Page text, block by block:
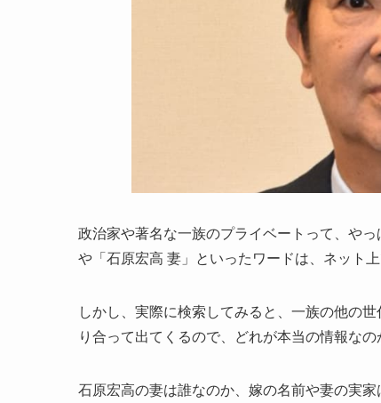
政治家や著名な一族のプライベートって、や
や「石原宏高 妻」といったワードは、ネット
しかし、実際に検索してみると、一族の他の
り合って出てくるので、どれが本当の情報な
石原宏高の妻は誰なのか、嫁の名前や妻の実